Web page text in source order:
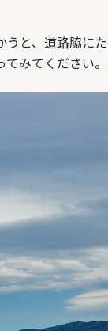
うと、道路脇に
てみてください